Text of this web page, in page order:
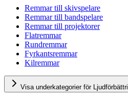
Remmar till skivspelare
Remmar till bandspelare
Remmar till projektorer
Flatremmar
Rundremmar
Fyrkantsremmar
Kilremmar
Visa underkategorier för